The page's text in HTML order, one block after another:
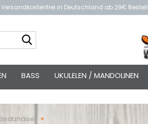
Versandkostenfrei in Deutschland ab 29€
BASS UKULELEN / MANDOLINEN
Ersatzhälse »